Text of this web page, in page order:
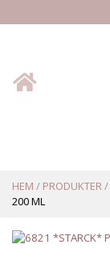
HEM / PRODUKTER/
200 ML